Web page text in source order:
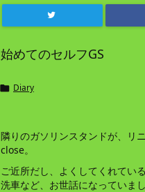
始めてのセルフGS
 Diary
隣りのガソリンスタンドが、リ
close。
ご近所だし、よくしてくれてい
洗車など、お世話になっていまし